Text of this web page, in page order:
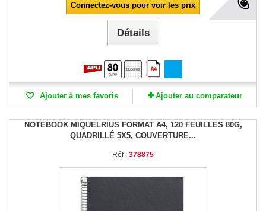
Connectez-vous pour voir les prix
Détails
Ajouter à mes favoris Ajouter au comparateur
NOTEBOOK MIQUELRIUS FORMAT A4, 120 FEUILLES 80G,
QUADRILLÉ 5X5, COUVERTURE...
Réf : 378875